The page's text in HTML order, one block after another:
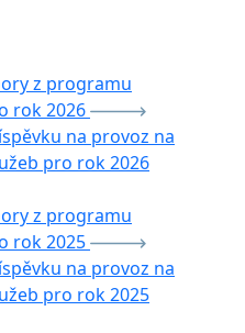
z programu
rok 2026
na provoz na
pro rok 2026
z programu
rok 2025
na provoz na
pro rok 2025